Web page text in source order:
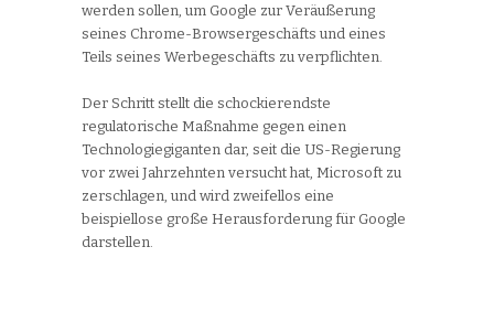
werden sollen, um Google zur Veräußerung
seines Chrome-Browsergeschäfts und eines
Teils seines Werbegeschäfts zu verpflichten.
Der Schritt stellt die schockierendste
regulatorische Maßnahme gegen einen
Technologiegiganten dar, seit die US-Regierung
vor zwei Jahrzehnten versucht hat, Microsoft zu
zerschlagen, und wird zweifellos eine
beispiellose große Herausforderung für Google
darstellen.